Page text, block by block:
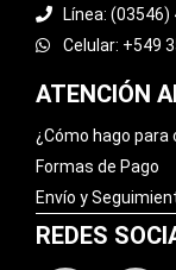
Línea: (03546)
Celular: +549
ATENCIÓN
¿Cómo hago para
Formas de Pago
Envío y
REDES